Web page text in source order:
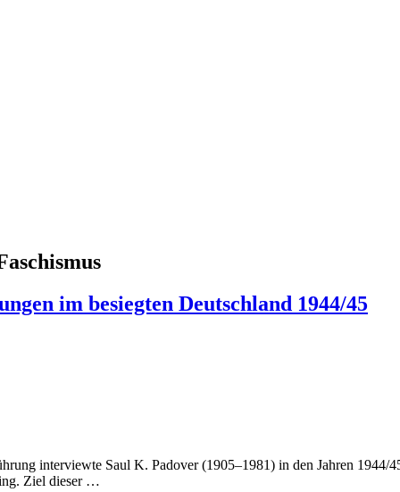
im besiegten Deutschland 1944/45
interviewte Saul K. Padover (1905–1981) in den Jahren 1944/
Ziel dieser …